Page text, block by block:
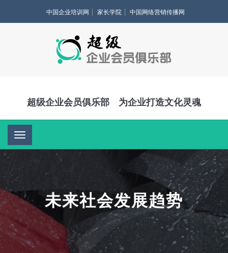
中国企业培训网 家长学院 中国网络营销传播网
超级企业会员俱乐部 为企业打造文化灵魂
导
航
未来社会发展趋势